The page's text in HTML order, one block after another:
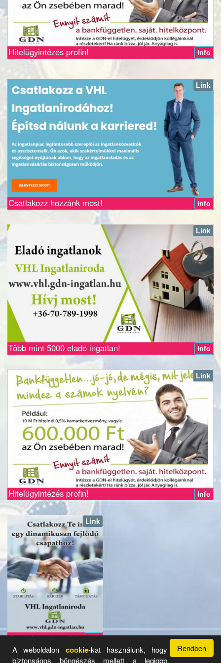
Info
Hitelügyintézés profin!
Link
Info
Csatlakozz hozzánk most!
Link
Info
Több mint 5000 eladó ingatlan!
Link
Info
Hitelügyintézés profin!
Link
Info
Csatlakozz hozzánk!
Rendben
A weboldalon cookie-kat használunk, hogy
biztonságos böngészés mellett a legjobb